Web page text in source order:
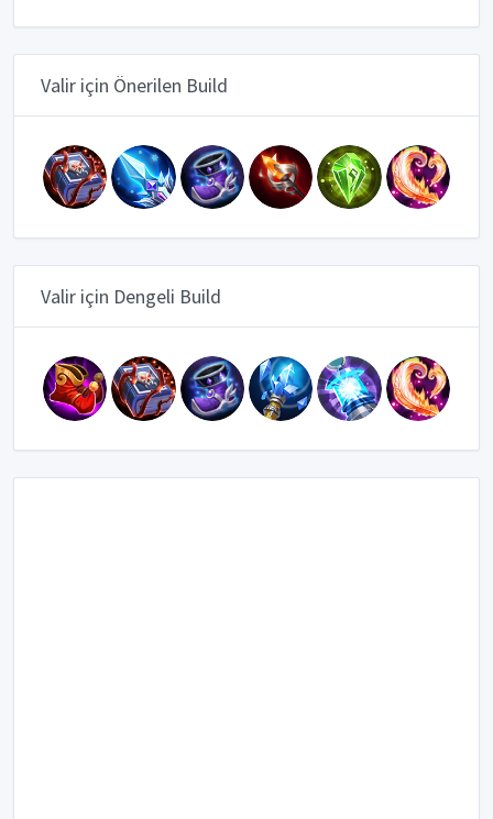
Valir için Önerilen Build
Valir için Dengeli Build